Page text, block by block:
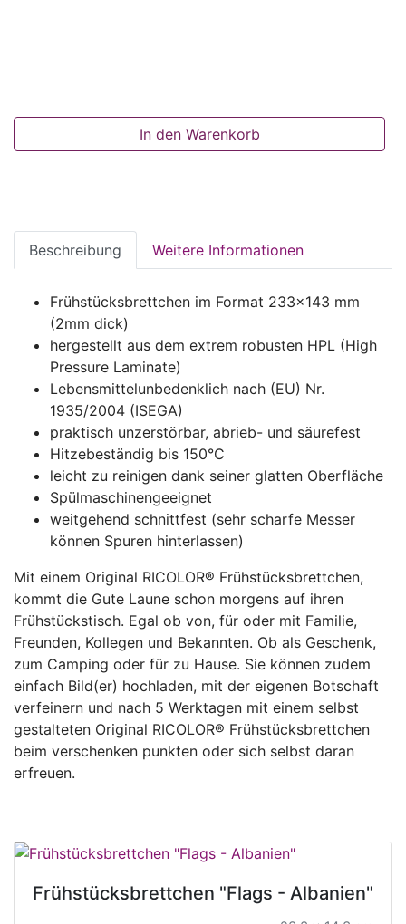
In den Warenkorb
Beschreibung Weitere Informationen
Frühstücksbrettchen im Format 233x143 mm
(2mm dick)
hergestellt aus dem extrem robusten HPL (High
Pressure Laminate)
Lebensmittelunbedenklich nach (EU) Nr.
1935/2004 (ISEGA)
praktisch unzerstörbar, abrieb- und säurefest
Hitzebeständig bis 150°C
leicht zu reinigen dank seiner glatten Oberfläche
Spülmaschinengeeignet
weitgehend schnittfest (sehr scharfe Messer
können Spuren hinterlassen)
Mit einem Original RICOLOR® Frühstücksbrettchen,
kommt die Gute Laune schon morgens auf ihren
Frühstückstisch. Egal ob von, für oder mit Familie,
Freunden, Kollegen und Bekannten. Ob als Geschenk,
zum Camping oder für zu Hause. Sie können zudem
einfach Bild(er) hochladen, mit der eigenen Botschaft
verfeinern und nach 5 Werktagen mit einem selbst
gestalteten Original RICOLOR® Frühstücksbrettchen
beim verschenken punkten oder sich selbst daran
erfreuen.
Frühstücksbrettchen "Flags - Albanien"